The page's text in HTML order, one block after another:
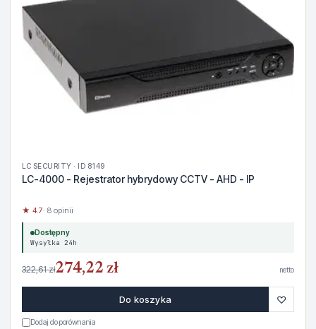
LC SECURITY · ID 8149
LC-4000 - Rejestrator hybrydowy CCTV - AHD - IP
★ 4.7· 8 opinii
Dostępny
Wysyłka 24h
322,61 zł274,22 zł netto
Do koszyka ♡
Dodaj do porównania